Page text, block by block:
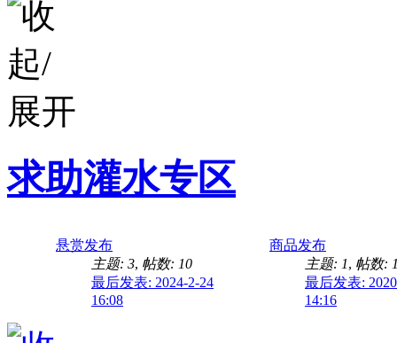
求助灌水专区
悬赏发布
主题: 3, 帖数: 10
最后发表: 2024-2-24
16:08
商品发布
主题: 1, 帖数:
最后发表:
14:16